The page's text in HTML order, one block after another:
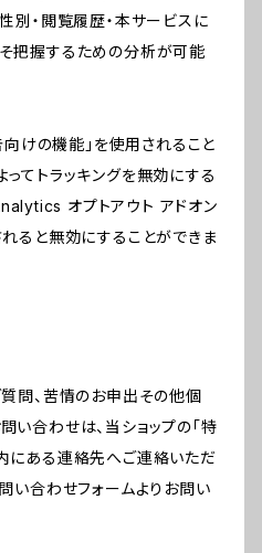
別・閲覧履歴・本サービスに
把握するための分析が可能
けの機能」を使用されること
てトラッキングを無効にする
オプトアウト アドオン
ると無効にすることができま
問、苦情のお申出その他個
合わせは、当ショップの「特
にある連絡先へご連絡いただ
い合わせフォームよりお問い